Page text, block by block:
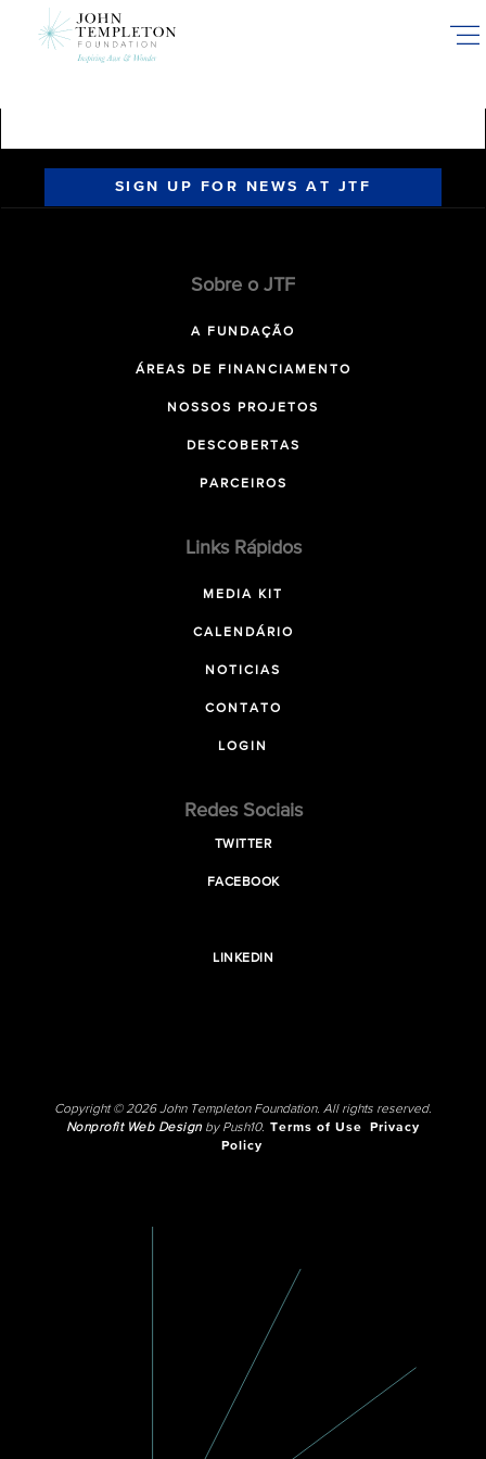
SIGN UP FOR NEWS AT JTF
Sobre o JTF
A FUNDAÇÃO
ÁREAS DE FINANCIAMENTO
NOSSOS PROJETOS
DESCOBERTAS
PARCEIROS
Links Rápidos
MEDIA KIT
CALENDÁRIO
NOTICIAS
CONTATO
LOGIN
Redes Sociais
TWITTER
FACEBOOK
LINKEDIN
Copyright © 2026 John Templeton Foundation. All rights reserved.
Nonprofit Web Designby Push10. Terms of Use
Privacy
Policy